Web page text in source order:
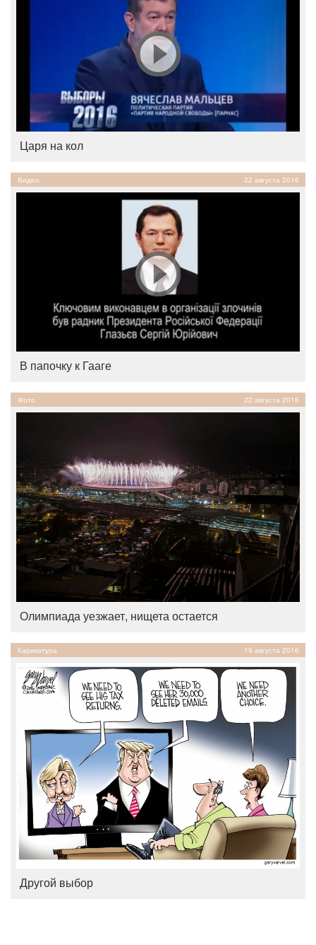
Царя на кол
Видео 22 августа 2016
В папочку к Гааге
Фото 22 августа 2016
Олимпиада уезжает, нищета остается
Карикатура 19 августа 2016
Другой выбор